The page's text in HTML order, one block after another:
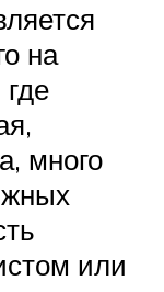
на
много
или